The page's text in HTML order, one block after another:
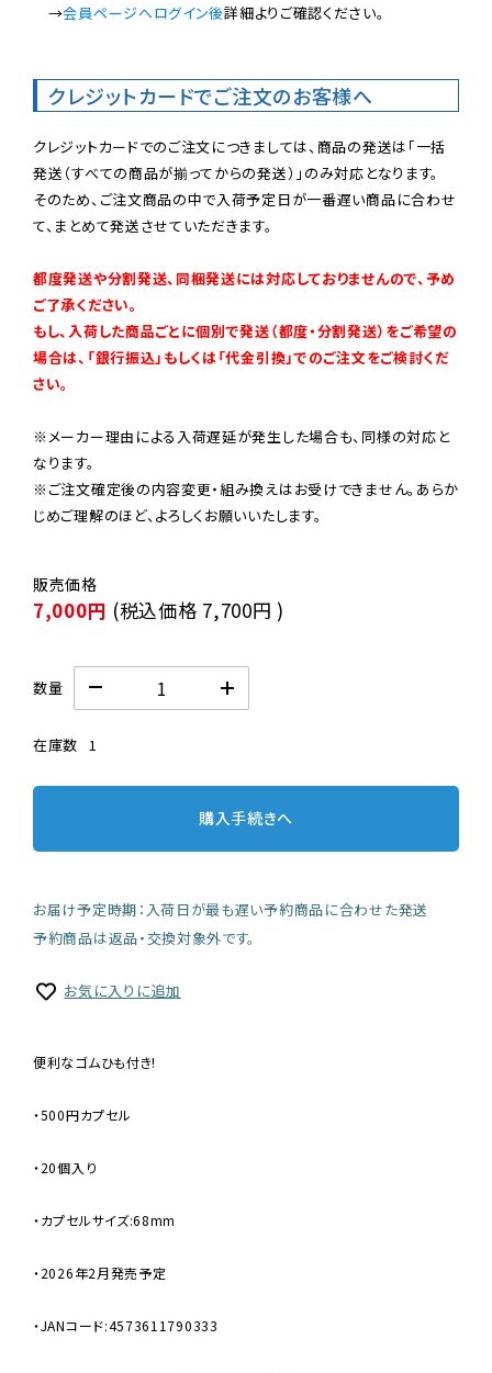
→会員ページへログイン後詳細よりご確認ください。
クレジットカードでご注文のお客様へ
クレジットカードでのご注文につきましては、商品の発送は「一括
発送（すべての商品が揃ってからの発送）」のみ対応となります。
そのため、ご注文商品の中で入荷予定日が一番遅い商品に合わせ
て、まとめて発送させていただきます。
都度発送や分割発送、同梱発送には対応しておりませんので、予め
ご了承ください。
もし、入荷した商品ごとに個別で発送（都度・分割発送）をご希望の
場合は、「銀行振込」もしくは「代金引換」でのご注文をご検討くだ
さい。
※メーカー理由による入荷遅延が発生した場合も、同様の対応と
なります。
※ご注文確定後の内容変更・組み換えはお受けできません。あらか
じめご理解のほど、よろしくお願いいたします。
7,000円 (税込価格 7,700円 )
数量
在庫数 1
購入手続きへ
お届け予定時期：入荷日が最も遅い予約商品に合わせた発送
予約商品は返品・交換対象外です。
お気に入りに追加
便利なゴムひも付き!
・500円カプセル
・20個入り
・カプセルサイズ:68mm
・2026年2月発売予定
・JANコード:4573611790333